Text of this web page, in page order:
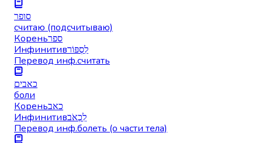
סופר
считаю (подсчитываю)
Кореньספר
Инфинитивלִסְפּוֹר
Перевод инф.считать
כאבים
боли
Кореньכאב
Инфинитивלִכְאֹב
Перевод инф.болеть (о части тела)